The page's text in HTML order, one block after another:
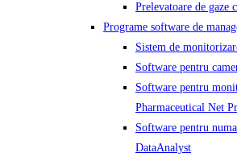
Prelevatoare de gaze
Programe software de
Sistem de
Software pentru
Software pentru
Pharmaceutical Net
Software pentru
DataAnalyst